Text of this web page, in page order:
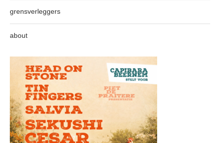
grensverleggers
about